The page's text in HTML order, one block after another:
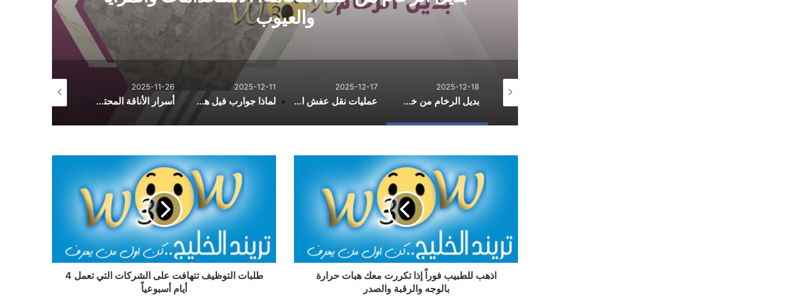
والعيوب
2025-12-18
بديل الرخام من خط الفخامة: الاستخدامات والمزايا والعيوب
2025-12-17
عمليات نقل عفش احترافية لتسهيل يوم التنقل
2025-12-11
لماذا جوارب فيل هي الأكثر راحة؟ أسرار الجودة والتصنيع
2025-11-26
أسرار الأناقة المحتشمة: دليل تنسيق الأزياء اليومية من فساتين وأطقم وعبايات
2025-10-26
اذهب للطبيب فوراً إذا تكررت معك هبات حرارة
بالوجه والرقبة والصدر
طلبات التوظيف تتهافت على الشركات التي تعمل 4
أيام أسبوعياً